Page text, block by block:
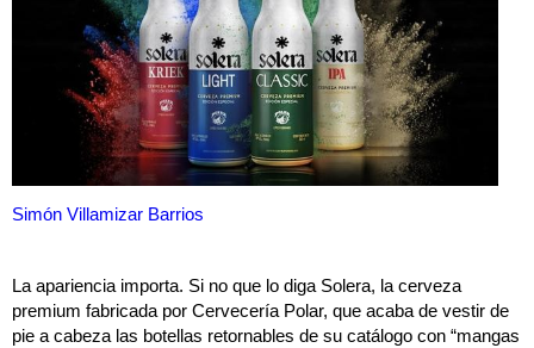
Simón Villamizar Barrios
La apariencia importa. Si no que lo diga Solera, la cerveza
premium fabricada por Cervecería Polar, que acaba de vestir de
pie a cabeza las botellas retornables de su catálogo con “mangas